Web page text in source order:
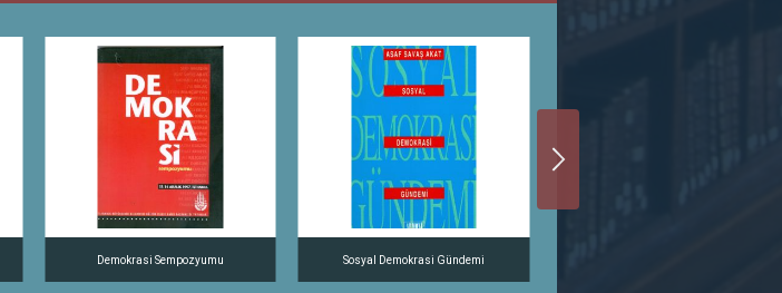
Demokrasi Sempozyumu Sosyal Demokrasi Gündemi